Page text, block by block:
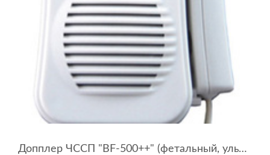
Допплер ЧССП "BF-500++" (фетальный, ультразвуковой)